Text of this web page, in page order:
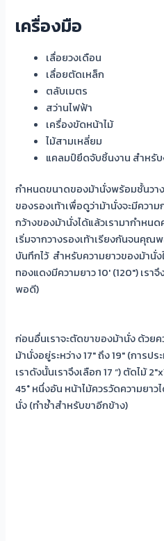
เครื่องมือ
เลื่อยวงเดือน
เลื่อยตัดเหล็ก
ตลับเมตร
สว่านไฟฟ้า
เครื่องขัดหน้าไม้
ไม้สามเหลี่ยม
แคลมป์ยึดจับชิ้นงาน สำหรับ
กำหนดขนาดของม้านั่งพร้อมชั้นวา
ของรองเท้าเพื่อดูว่าม้านั่งจะมีควา
กว้างของม้านั่งได้แล้วเรามากำหน
เริ่มจากวางรองเท้าเรียงกันจนคุณ
บันทึกไว้ สำหรับความยาวของม้านั่ง
ทองแดงมีความยาว 10′ (120″) เร
พอดี)
ก่อนอื่นเราจะตัดขาของม้านั่ง ด้วย
ม้านั่งอยู่ระหว่าง 17″ ถึง 19″ (กา
เราดังนั้นเราจึงเลือก 17 “) ตัดไม้
45° หนึ่งอัน หน้าไม้ควรวัดความยาว
นั่ง (ทำซ้ำสำหรับขาอีกข้าง)